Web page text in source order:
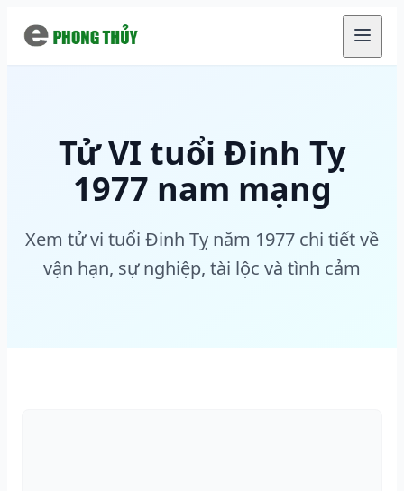
Tử VI tuổi Đinh Tỵ
1977 nam mạng
Xem tử vi tuổi Đinh Tỵ năm 1977 chi tiết về
vận hạn, sự nghiệp, tài lộc và tình cảm